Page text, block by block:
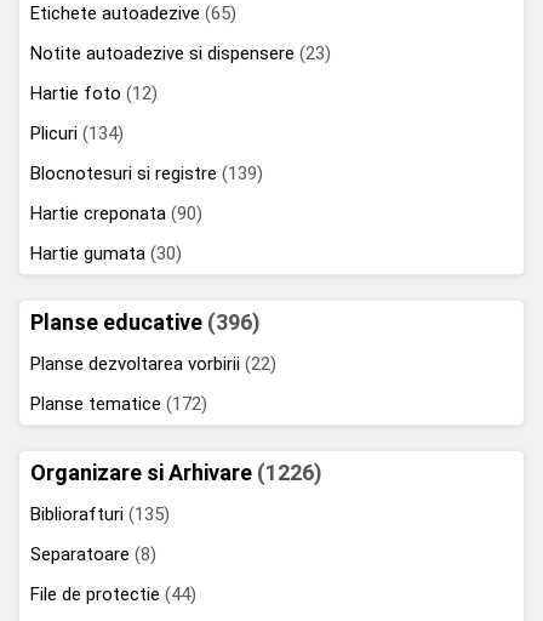
Etichete autoadezive (65)
Notite autoadezive si dispensere (23)
Hartie foto (12)
Plicuri (134)
Blocnotesuri si registre (139)
Hartie creponata (90)
Hartie gumata (30)
Planse educative (396)
Planse dezvoltarea vorbirii (22)
Planse tematice (172)
Organizare si Arhivare (1226)
Bibliorafturi (135)
Separatoare (8)
File de protectie (44)